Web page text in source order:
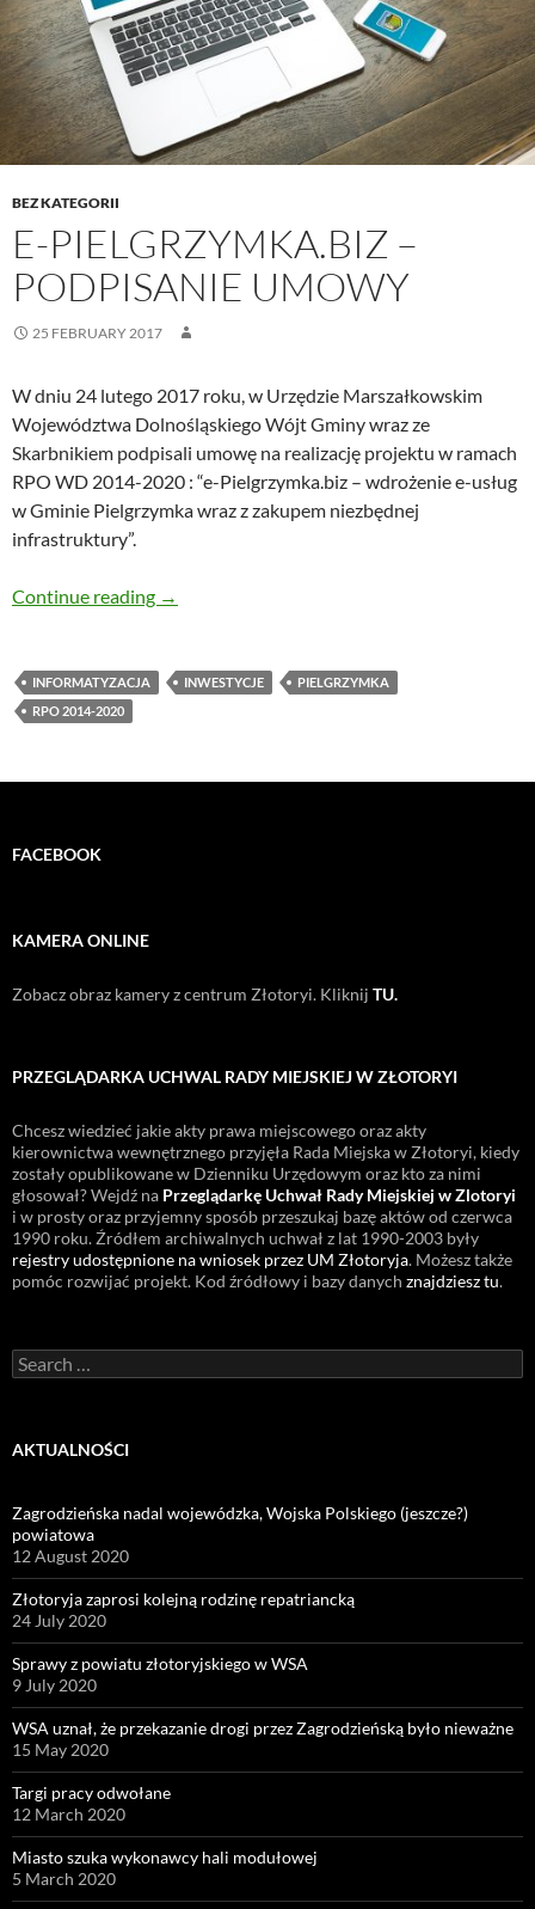
BEZ KATEGORII
E-PIELGRZYMKA.BIZ –
PODPISANIE UMOWY
25 FEBRUARY 2017
W dniu 24 lutego 2017 roku, w Urzędzie Marszałkowskim
Województwa Dolnośląskiego Wójt Gminy wraz ze
Skarbnikiem podpisali umowę na realizację projektu w ramach
RPO WD 2014-2020 : “e-Pielgrzymka.biz – wdrożenie e-usług
w Gminie Pielgrzymka wraz z zakupem niezbędnej
infrastruktury”.
Continue reading E-pielgrzymka.biz – podpisanie umowy
→
INFORMATYZACJA INWESTYCJE
PIELGRZYMKA
RPO 2014-2020
FACEBOOK
KAMERA ONLINE
Zobacz obraz kamery z centrum Złotoryi. Kliknij TU.
PRZEGLĄDARKA UCHWAL RADY MIEJSKIEJ W ZŁOTORYI
Chcesz wiedzieć jakie akty prawa miejscowego oraz akty
kierownictwa wewnętrznego przyjęła Rada Miejska w Złotoryi, kiedy
zostały opublikowane w Dzienniku Urzędowym oraz kto za nimi
głosował? Wejdź na Przeglądarkę Uchwał Rady Miejskiej w Zlotoryi
i w prosty oraz przyjemny sposób przeszukaj bazę aktów od czerwca
1990 roku. Źródłem archiwalnych uchwał z lat 1990-2003 były
rejestry udostępnione na wniosek przez UM Złotoryja. Możesz także
pomóc rozwijać projekt. Kod źródłowy i bazy danych znajdziesz tu.
Search
for:
AKTUALNOŚCI
Zagrodzieńska nadal wojewódzka, Wojska Polskiego (jeszcze?)
powiatowa
12 August 2020
Złotoryja zaprosi kolejną rodzinę repatriancką
24 July 2020
Sprawy z powiatu złotoryjskiego w WSA
9 July 2020
WSA uznał, że przekazanie drogi przez Zagrodzieńską było nieważne
15 May 2020
Targi pracy odwołane
12 March 2020
Miasto szuka wykonawcy hali modułowej
5 March 2020